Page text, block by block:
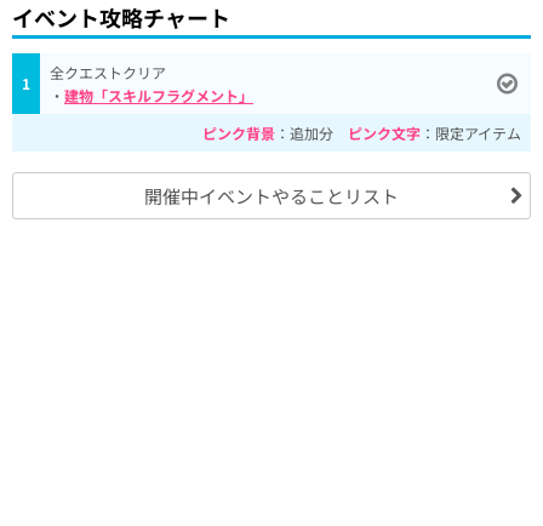
イベント攻略チャート
1
全クエストクリア
・ 建物「スキルフラグメント」
ピンク背景 ：追加分 ピンク文字 ：限定アイテム
開催中イベントやることリスト